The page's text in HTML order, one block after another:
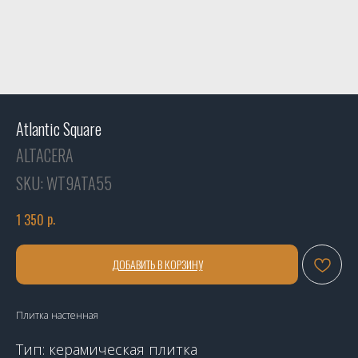
Atlantic Square
ALTACERA
SKU: WT9ATA55
1 350 р.
ДОБАВИТЬ В КОРЗИНУ
Плитка настенная
Тип: керамическая плитка